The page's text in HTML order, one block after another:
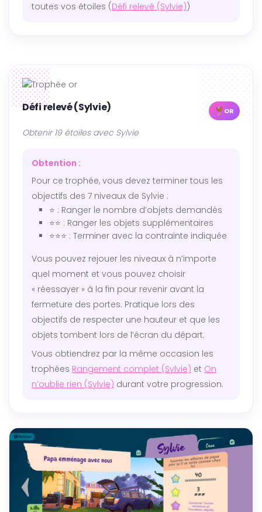
toutes vos étoiles (Défi relevé (Sylvie))
Défi relevé (Sylvie) OR
Obtenir 19 étoiles avec Sylvie
Obtention :
Pour ce trophée, vous devez terminer tous les
objectifs des 7 niveaux de Sylvie :
⭐ : Ranger le nombre d’objets demandés
⭐⭐ : Ranger les objets supplémentaires
⭐⭐⭐ : Terminer avec la contrainte indiquée
Vous pouvez rejouer les niveaux à n’importe
quel moment et vous pouvez choisir
« réessayer » à la fin pour revenir avant la
fermeture des portes. Pratique lors des
objectifs de respecter une hauteur et que les
objets tombent lors de l’écran du départ.
Vous obtiendrez par la même occasion les
trophées Rangement complet (Sylvie) et On
n’oublie rien (Sylvie) durant votre progression.